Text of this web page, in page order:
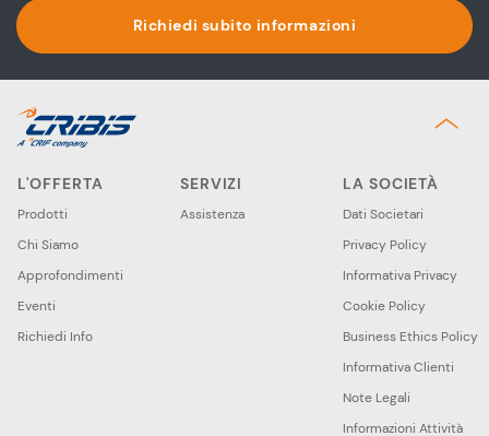
Richiedi subito informazioni
L'OFFERTA
Prodotti
Chi Siamo
Approfondimenti
Eventi
Richiedi Info
SERVIZI
Assistenza
LA SOCIETÀ
Dati Societari
Privacy Policy
Informativa Privacy
Cookie Policy
Business Ethics Policy
Informativa Clienti
Note Legali
Informazioni Attività